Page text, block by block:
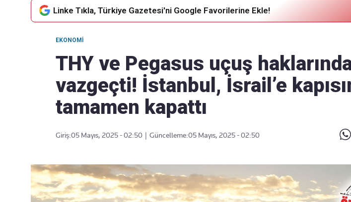
akışımıza ulaşın
göndermek için
Linke Tıkla, Türkiye Gazetesi'ni Google Favorilerine Ekle!
EKONOMI
THY ve Pegasus uçuş
vazgeçti! İstanbul, İsrail’e
tamamen kapattı
Giriş:05 Mayıs, 2025 - 02:50 Güncelleme:05 Mayıs, 2025 - 02:50